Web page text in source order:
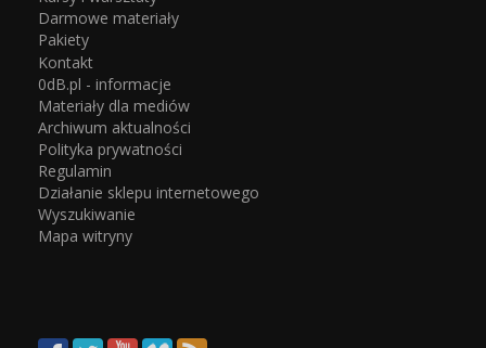
Darmowe materiały
Pakiety
Kontakt
0dB.pl - informacje
Materiały dla mediów
Archiwum aktualności
Polityka prywatności
Regulamin
Działanie sklepu internetowego
Wyszukiwanie
Mapa witryny